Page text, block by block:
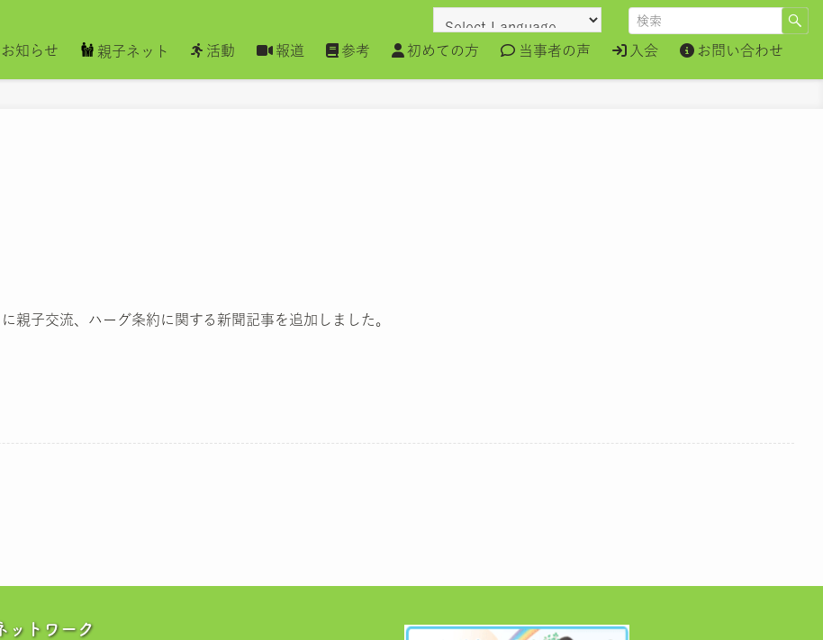
お知らせ 親子ネット 活動 報道 参考 初めての方 当事者の声 入会 お問い合わせ
親子交流、ハーグ条約に関する新聞記事を追加しました。
ットワーク